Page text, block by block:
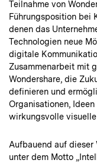
Teilnahme von
Führungsposition bei
denen das
Technologien neue
digitale
Zusammenarbeit mit
Wondershare, die
definieren und
Organisationen,
wirkungsvolle
Aufbauend auf dieser
unter dem Motto